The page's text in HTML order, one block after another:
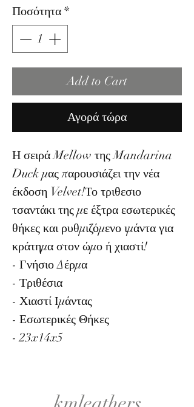
Ποσότητα *
Add to Cart
Αγορά τώρα
Η σειρά Mellow της Mandarina
Duck μας παρουσιάζει την νέα
έκδοση Velvet!Το τριθεσιο
τσαντάκι της με έξτρα εσωτερικές
θήκες και ρυθμιζόμενο ιμάντα για
κράτημα στον ώμο ή χιαστί!
- Γνήσιο Δέρμα
- Τριθέσια
- Χιαστί Ιμάντας
- Εσωτερικές Θήκες
- 23x14x5